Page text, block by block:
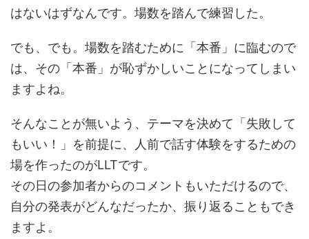
はないはずなんです。場数を踏んで練習した。
でも、でも。場数を踏むために「本番」に臨むので
は、その「本番」が恥ずかしいことになってしまい
ますよね。
そんなことが無いよう、テーマを決めて「失敗して
もいい！」を前提に、人前で話す体験をするための
場を作ったのがLLTです。
その日の参加者からのコメントもいただけるので、
自分の発表がどんなだったか、振り返ることもでき
ますよ。